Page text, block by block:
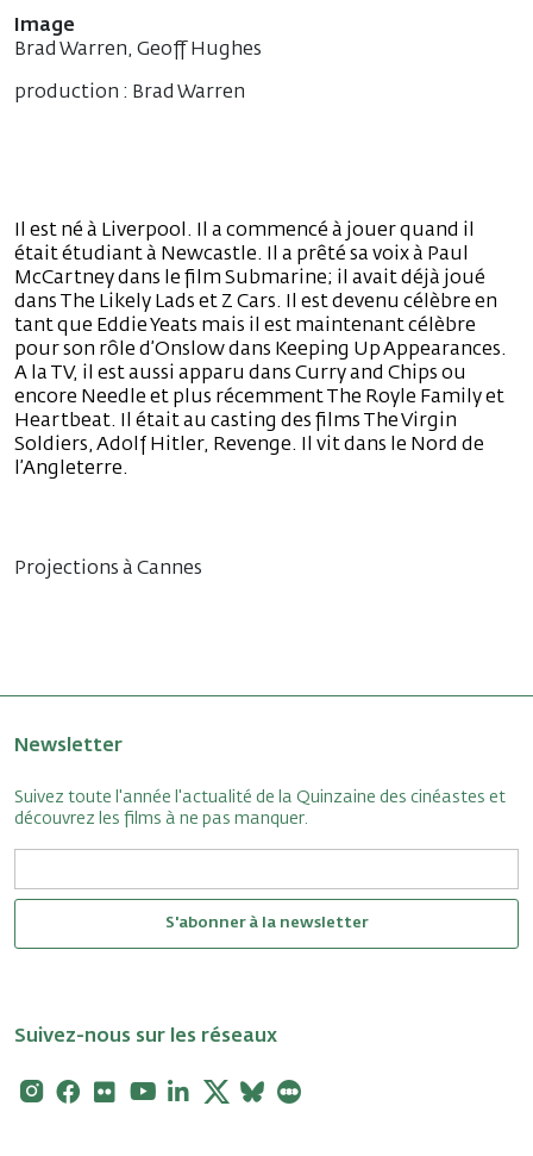
Image
Brad Warren, Geoff Hughes
production : Brad Warren
Il est né à Liverpool. Il a commencé à jouer quand il
était étudiant à Newcastle. Il a prêté sa voix à Paul
McCartney dans le film Submarine; il avait déjà joué
dans The Likely Lads et Z Cars. Il est devenu célèbre en
tant que Eddie Yeats mais il est maintenant célèbre
pour son rôle d’Onslow dans Keeping Up Appearances.
A la TV, il est aussi apparu dans Curry and Chips ou
encore Needle et plus récemment The Royle Family et
Heartbeat. Il était au casting des films The Virgin
Soldiers, Adolf Hitler, Revenge. Il vit dans le Nord de
l’Angleterre.
Projections à Cannes
Newsletter
Suivez toute l'année l'actualité de la Quinzaine des cinéastes et
découvrez les films à ne pas manquer.
S'abonner à la newsletter
Suivez-nous sur les réseaux
Instagram
Facebook
FlickrYoutubeLinkedin
X Bluesky